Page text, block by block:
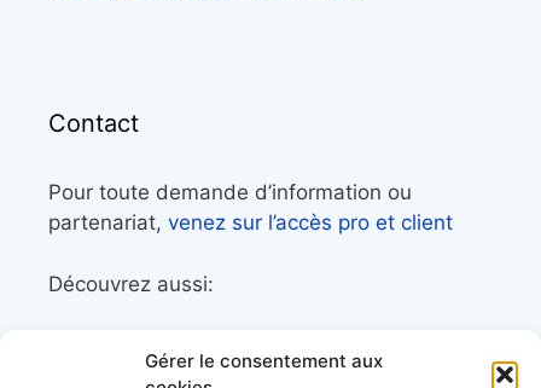
Gérer le consentement aux
Contact
Pour toute demande d’information ou
partenariat, venez sur l’accès pro et client
Découvrez aussi:
librairie maritime